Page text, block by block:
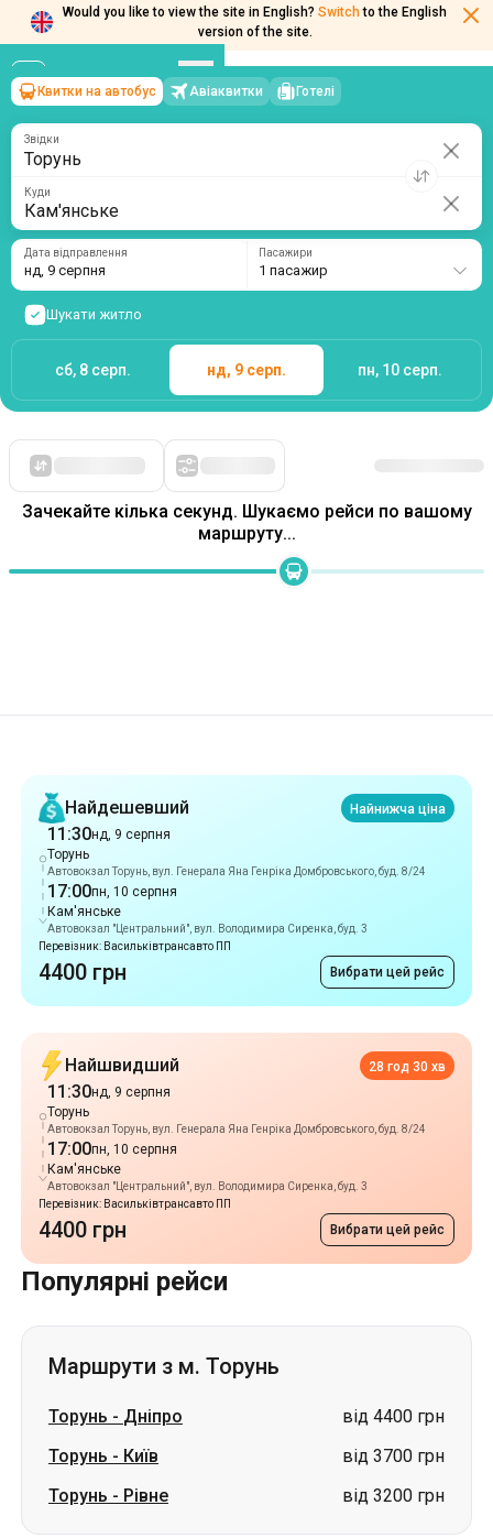
Would you like to view the site in English? Switch to the English
version of the site.
Торунь
Квитки на автобус Авіаквитки Готелі
Куди
Дата відправлення
нд, 9 серпня
Шукати житло
Зачекайте кілька секунд. Шукаємо рейси по вашому
маршруту...
Найдешевший
Найнижча ціна
11:30нд, 9 серпня
Торунь
Автовокзал Торунь, вул. Генерала Яна Генріка Домбровського, буд. 8/24
17:00пн, 10 серпня
Кам'янське
Автовокзал "Центральний", вул. Володимира Сиренка, буд. 3
Перевізник: Васильківтрансавто ПП
4400 грн Вибрати цей рейс
Найшвидший 28 год 30 хв
11:30нд, 9 серпня
Торунь
Автовокзал Торунь, вул. Генерала Яна Генріка Домбровського, буд. 8/24
17:00пн, 10 серпня
Кам'янське
Автовокзал "Центральний", вул. Володимира Сиренка, буд. 3
Перевізник: Васильківтрансавто ПП
4400 грн Вибрати цей рейс
Популярні рейси
Маршрути з м. Торунь
Торунь - Дніпро
від 4400 грн
Торунь - Київ
від 3700 грн
Торунь - Рівне від 3200 грн